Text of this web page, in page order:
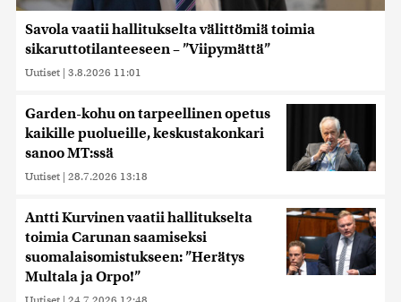
Savola vaatii hallitukselta välittömiä toimia
sikaruttotilanteeseen – ”Viipymättä”
Uutiset | 3.8.2026 11:01
Garden-kohu on tarpeellinen opetus
kaikille puolueille, keskustakonkari
sanoo MT:ssä
Uutiset | 28.7.2026 13:18
Antti Kurvinen vaatii hallitukselta
toimia Carunan saamiseksi
suomalaisomistukseen: ”Herätys
Multala ja Orpo!”